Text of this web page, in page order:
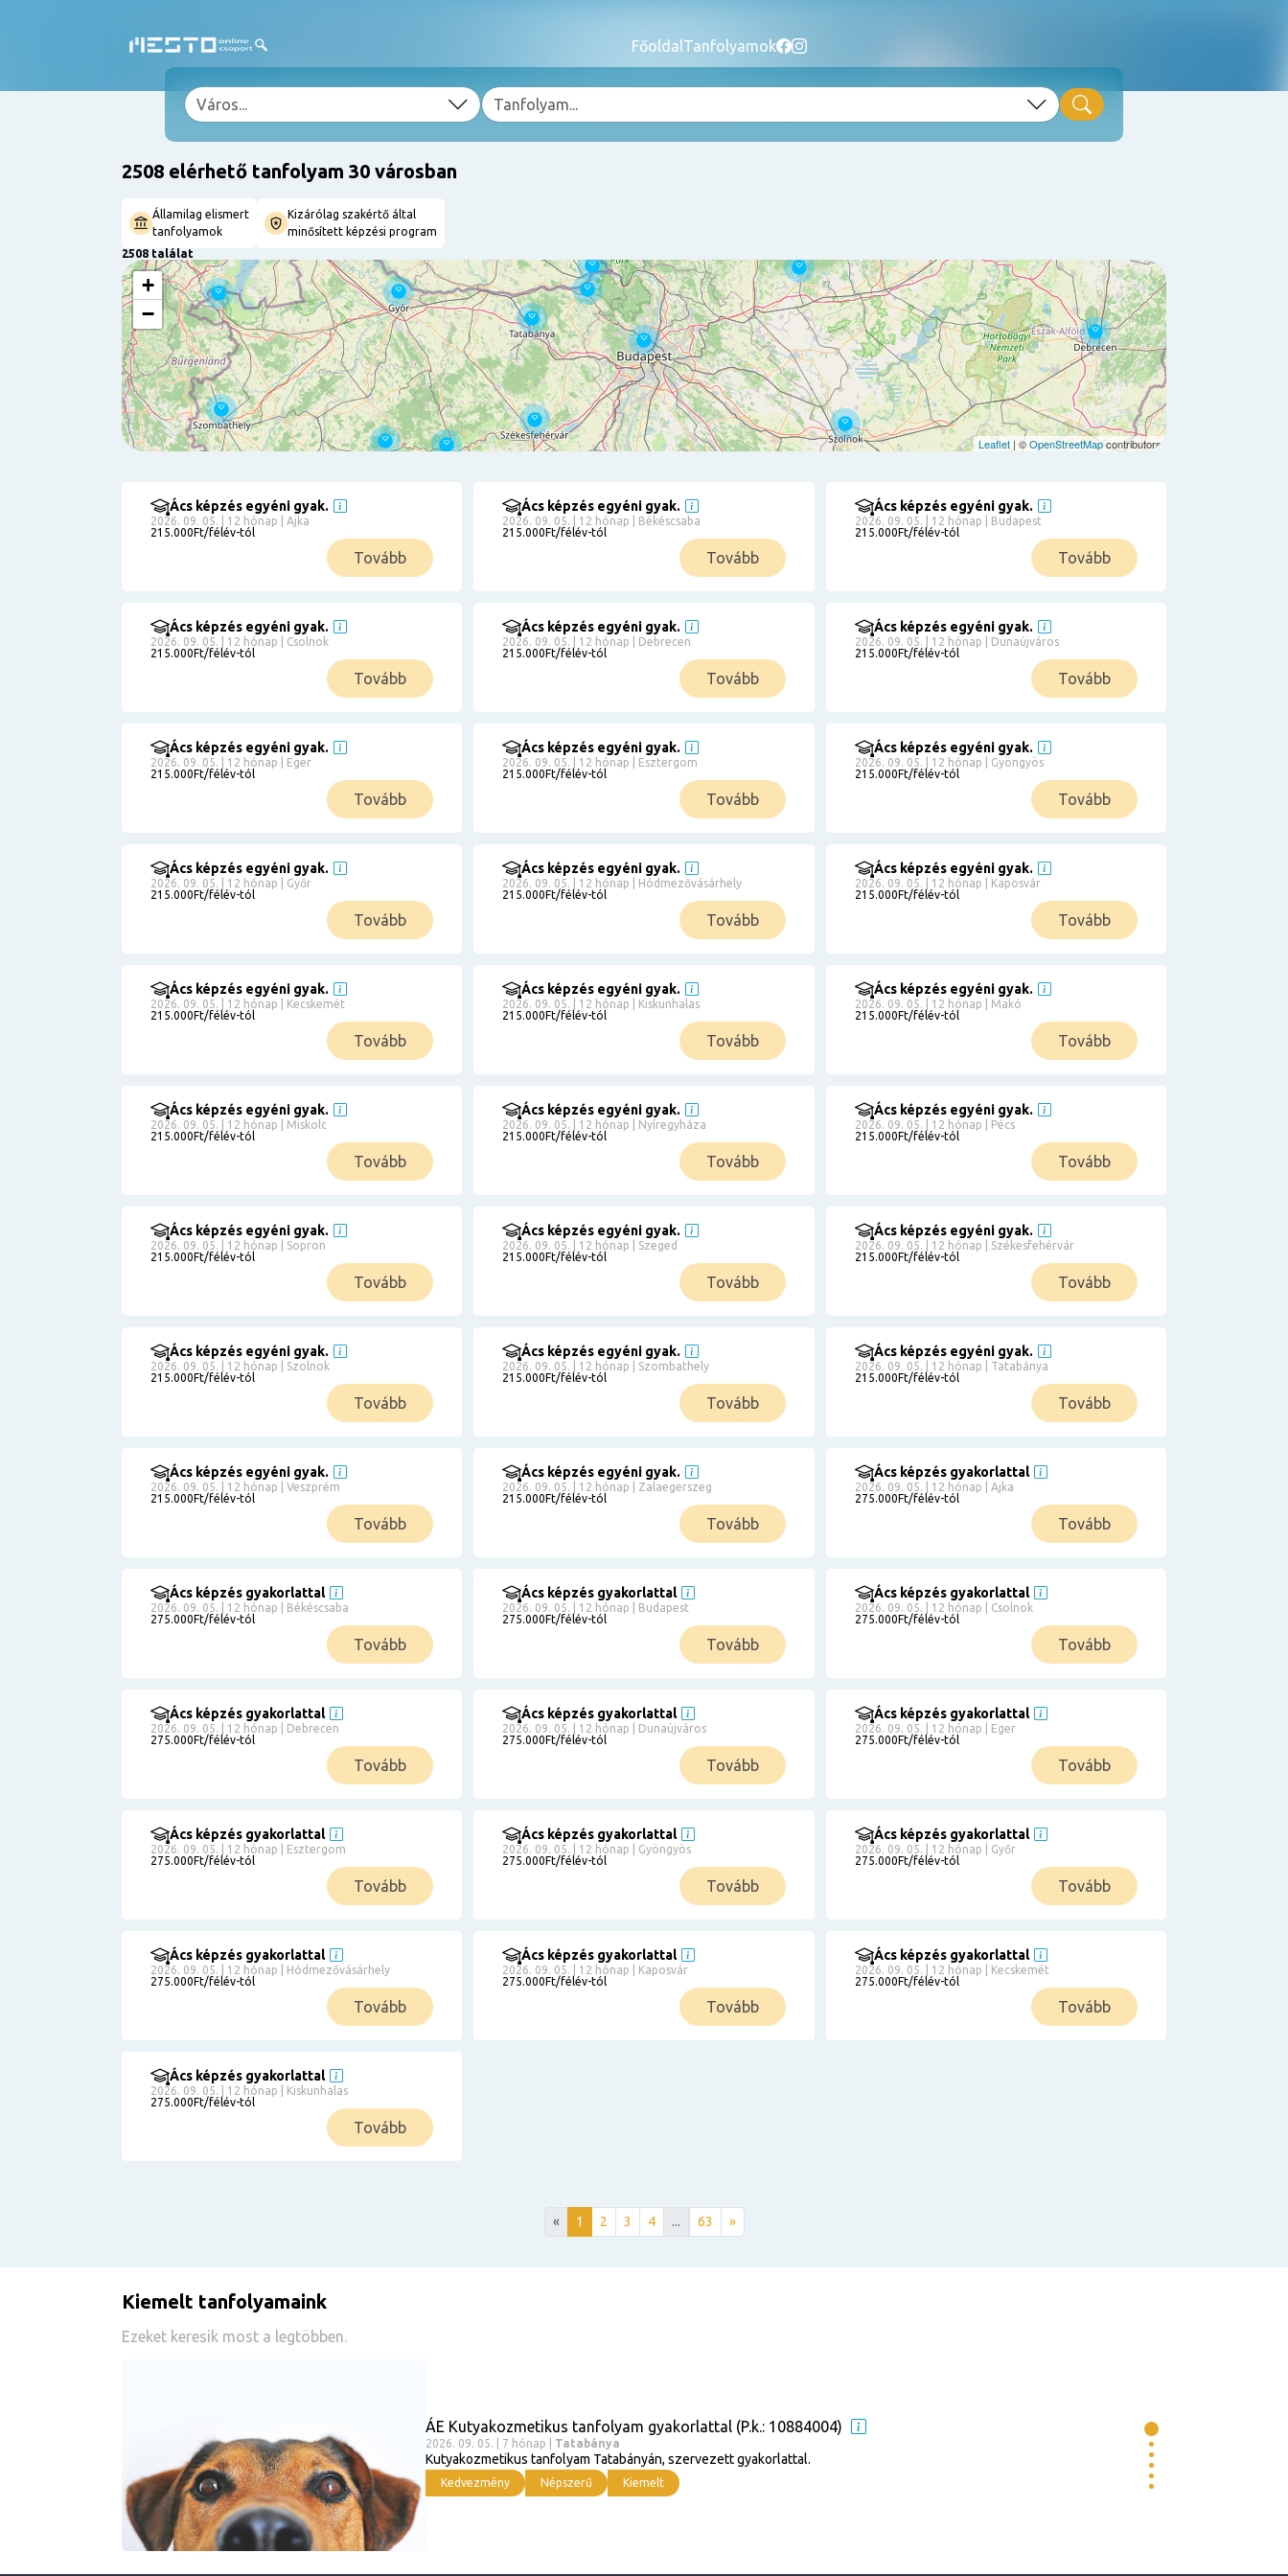
Főoldal Tanfolyamok
2508 elérhető tanfolyam 30 városban
Államilag elismert
tanfolyamok
Kizárólag szakértő által
minősített képzési program
2508 találat
+
−
Leaflet | ©OpenStreetMapcontributors
Szűrés
Érettségi
Részletfizetéssel
Ács képzés egyéni gyak.
2026. 09. 05. | 12 hónap | Ajka
215.000Ft/félév-tól
Tovább
Ács képzés egyéni gyak.
2026. 09. 05. | 12 hónap | Békéscsaba
215.000Ft/félév-tól
Tovább
Ács képzés egyéni gyak.
2026. 09. 05. | 12 hónap | Budapest
215.000Ft/félév-tól
Tovább
Ács képzés egyéni gyak.
2026. 09. 05. | 12 hónap | Csolnok
215.000Ft/félév-tól
Tovább
Ács képzés egyéni gyak.
2026. 09. 05. | 12 hónap | Debrecen
215.000Ft/félév-tól
Tovább
Ács képzés egyéni gyak.
2026. 09. 05. | 12 hónap | Dunaújváros
215.000Ft/félév-tól
Tovább
Ács képzés egyéni gyak.
2026. 09. 05. | 12 hónap | Eger
215.000Ft/félév-tól
Tovább
Ács képzés egyéni gyak.
2026. 09. 05. | 12 hónap | Esztergom
215.000Ft/félév-tól
Tovább
Ács képzés egyéni gyak.
2026. 09. 05. | 12 hónap | Gyöngyös
215.000Ft/félév-tól
Tovább
Ács képzés egyéni gyak.
2026. 09. 05. | 12 hónap | Győr
215.000Ft/félév-tól
Tovább
Ács képzés egyéni gyak.
2026. 09. 05. | 12 hónap | Hódmezővásárhely
215.000Ft/félév-tól
Tovább
Ács képzés egyéni gyak.
2026. 09. 05. | 12 hónap | Kaposvár
215.000Ft/félév-tól
Tovább
Ács képzés egyéni gyak.
2026. 09. 05. | 12 hónap | Kecskemét
215.000Ft/félév-tól
Tovább
Ács képzés egyéni gyak.
2026. 09. 05. | 12 hónap | Kiskunhalas
215.000Ft/félév-tól
Tovább
Ács képzés egyéni gyak.
2026. 09. 05. | 12 hónap | Makó
215.000Ft/félév-tól
Tovább
Ács képzés egyéni gyak.
2026. 09. 05. | 12 hónap | Miskolc
215.000Ft/félév-tól
Tovább
Ács képzés egyéni gyak.
2026. 09. 05. | 12 hónap | Nyíregyháza
215.000Ft/félév-tól
Tovább
Ács képzés egyéni gyak.
2026. 09. 05. | 12 hónap | Pécs
215.000Ft/félév-tól
Tovább
Ács képzés egyéni gyak.
2026. 09. 05. | 12 hónap | Sopron
215.000Ft/félév-tól
Tovább
Ács képzés egyéni gyak.
2026. 09. 05. | 12 hónap | Szeged
215.000Ft/félév-tól
Tovább
Ács képzés egyéni gyak.
2026. 09. 05. | 12 hónap | Székesfehérvár
215.000Ft/félév-tól
Tovább
Ács képzés egyéni gyak.
2026. 09. 05. | 12 hónap | Szolnok
215.000Ft/félév-tól
Tovább
Ács képzés egyéni gyak.
2026. 09. 05. | 12 hónap | Szombathely
215.000Ft/félév-tól
Tovább
Ács képzés egyéni gyak.
2026. 09. 05. | 12 hónap | Tatabánya
215.000Ft/félév-tól
Tovább
Ács képzés egyéni gyak.
2026. 09. 05. | 12 hónap | Veszprém
215.000Ft/félév-tól
Tovább
Ács képzés egyéni gyak.
2026. 09. 05. | 12 hónap | Zalaegerszeg
215.000Ft/félév-tól
Tovább
Ács képzés gyakorlattal
2026. 09. 05. | 12 hónap | Ajka
275.000Ft/félév-tól
Tovább
Ács képzés gyakorlattal
2026. 09. 05. | 12 hónap | Békéscsaba
275.000Ft/félév-tól
Tovább
Ács képzés gyakorlattal
2026. 09. 05. | 12 hónap | Budapest
275.000Ft/félév-tól
Tovább
Ács képzés gyakorlattal
2026. 09. 05. | 12 hónap | Csolnok
275.000Ft/félév-tól
Tovább
Ács képzés gyakorlattal
2026. 09. 05. | 12 hónap | Debrecen
275.000Ft/félév-tól
Tovább
Ács képzés gyakorlattal
2026. 09. 05. | 12 hónap | Dunaújváros
275.000Ft/félév-tól
Tovább
Ács képzés gyakorlattal
2026. 09. 05. | 12 hónap | Eger
275.000Ft/félév-tól
Tovább
Ács képzés gyakorlattal
2026. 09. 05. | 12 hónap | Esztergom
275.000Ft/félév-tól
Tovább
Ács képzés gyakorlattal
2026. 09. 05. | 12 hónap | Gyöngyös
275.000Ft/félév-tól
Tovább
Ács képzés gyakorlattal
2026. 09. 05. | 12 hónap | Győr
275.000Ft/félév-tól
Tovább
Ács képzés gyakorlattal
2026. 09. 05. | 12 hónap | Hódmezővásárhely
275.000Ft/félév-tól
Tovább
Ács képzés gyakorlattal
2026. 09. 05. | 12 hónap | Kaposvár
275.000Ft/félév-tól
Tovább
Ács képzés gyakorlattal
2026. 09. 05. | 12 hónap | Kecskemét
275.000Ft/félév-tól
Tovább
Ács képzés gyakorlattal
2026. 09. 05. | 12 hónap | Kiskunhalas
275.000Ft/félév-tól
Tovább
« 1 2 3 4 ... 63 »
Kiemelt tanfolyamaink
Ezeket keresik most a legtöbben.
ÁE Kutyakozmetikus tanfolyam gyakorlattal (P.k.: 10884004)
2026. 09. 05. | 7 hónap | Tatabánya
Kutyakozmetikus tanfolyam Tatabányán, szervezett gyakorlattal.
Kedvezmény Népszerű Kiemelt